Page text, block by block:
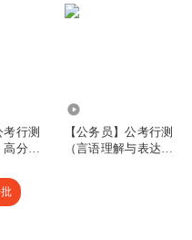
考行测
分模
【公务员】公考行测
（言语理解与表达）